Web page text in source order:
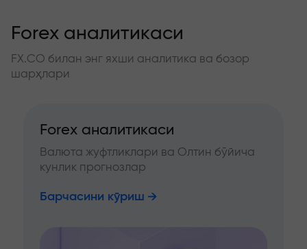
Forex аналитикаси
FX.CO билан энг яхши аналитика ва бозор
шарҳлари
Forex аналитикаси
Валюта жуфтликлари ва Олтин бўйича
кунлик прогнозлар
Барчасини кўриш